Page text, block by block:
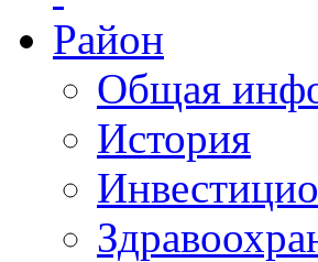
Район
Общая
История